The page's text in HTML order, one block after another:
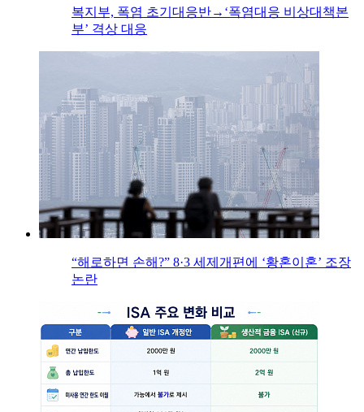
복지부, 폭염 초기대응반→‘폭염대응 비상대책본
부’ 격상 대응
“해로하면 손해?” 8·3 세제개편에 ‘황혼이혼’ 조장
논란